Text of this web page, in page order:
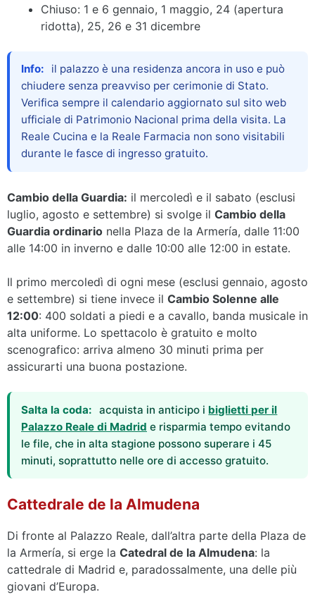
Chiuso: 1 e 6 gennaio, 1 maggio, 24 (apertura
ridotta), 25, 26 e 31 dicembre
Info:
il palazzo è una residenza ancora in uso e può
chiudere senza preavviso per cerimonie di Stato.
Verifica sempre il calendario aggiornato sul sito web
ufficiale di Patrimonio Nacional prima della visita. La
Reale Cucina e la Reale Farmacia non sono visitabili
durante le fasce di ingresso gratuito.
Cambio della Guardia: il mercoledì e il sabato (esclusi
luglio, agosto e settembre) si svolge il Cambio della
Guardia ordinario nella Plaza de la Armería, dalle 11:00
alle 14:00 in inverno e dalle 10:00 alle 12:00 in estate.
Il primo mercoledì di ogni mese (esclusi gennaio, agosto
e settembre) si tiene invece il Cambio Solenne alle
12:00: 400 soldati a piedi e a cavallo, banda musicale in
alta uniforme. Lo spettacolo è gratuito e molto
scenografico: arriva almeno 30 minuti prima per
assicurarti una buona postazione.
Salta la coda: acquista in anticipo i biglietti per il
Palazzo Reale di Madrid e risparmia tempo evitando
le file, che in alta stagione possono superare i 45
minuti, soprattutto nelle ore di accesso gratuito.
Cattedrale de la Almudena
Di fronte al Palazzo Reale, dall’altra parte della Plaza de
la Armería, si erge la Catedral de la Almudena: la
cattedrale di Madrid e, paradossalmente, una delle più
giovani d’Europa.